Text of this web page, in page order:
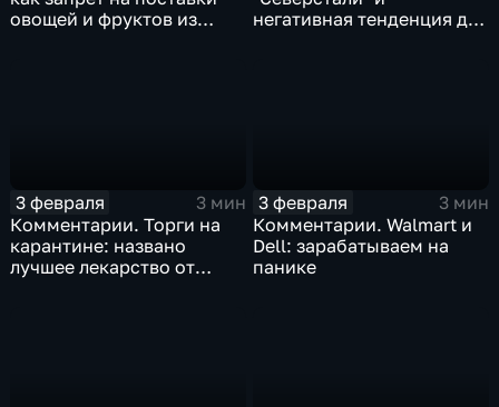
овощей и фруктов из
негативная тенденция для
3 февраля
3 мин
Комментарии. Торги на
карантине: названо
лучшее лекарство от
3 февраля
3 мин
Комментарии. Walmart и
Dell: зарабатываем на
панике